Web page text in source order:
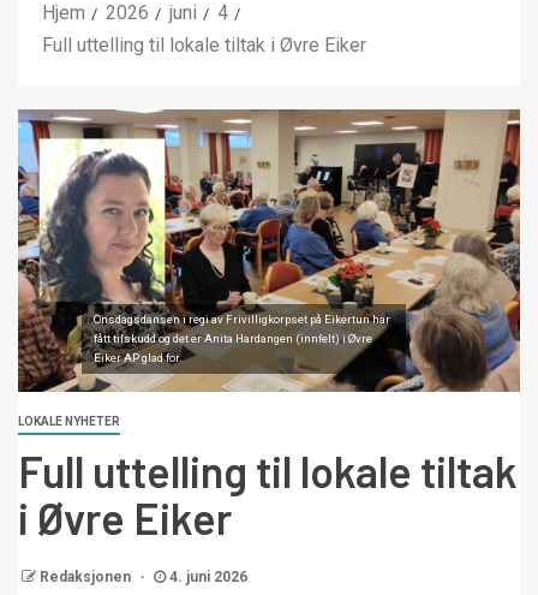
Hjem 2026 juni
4
Full uttelling til lokale tiltak i Øvre Eiker
Onsdagsdansen i regi av Frivilligkorpset på Eikertun har
fått tilskudd og det er Anita Hardangen (innfelt) i Øvre
Eiker AP glad for.
LOKALE NYHETER
Full uttelling til lokale tiltak
i Øvre Eiker
Redaksjonen 4. juni 2026